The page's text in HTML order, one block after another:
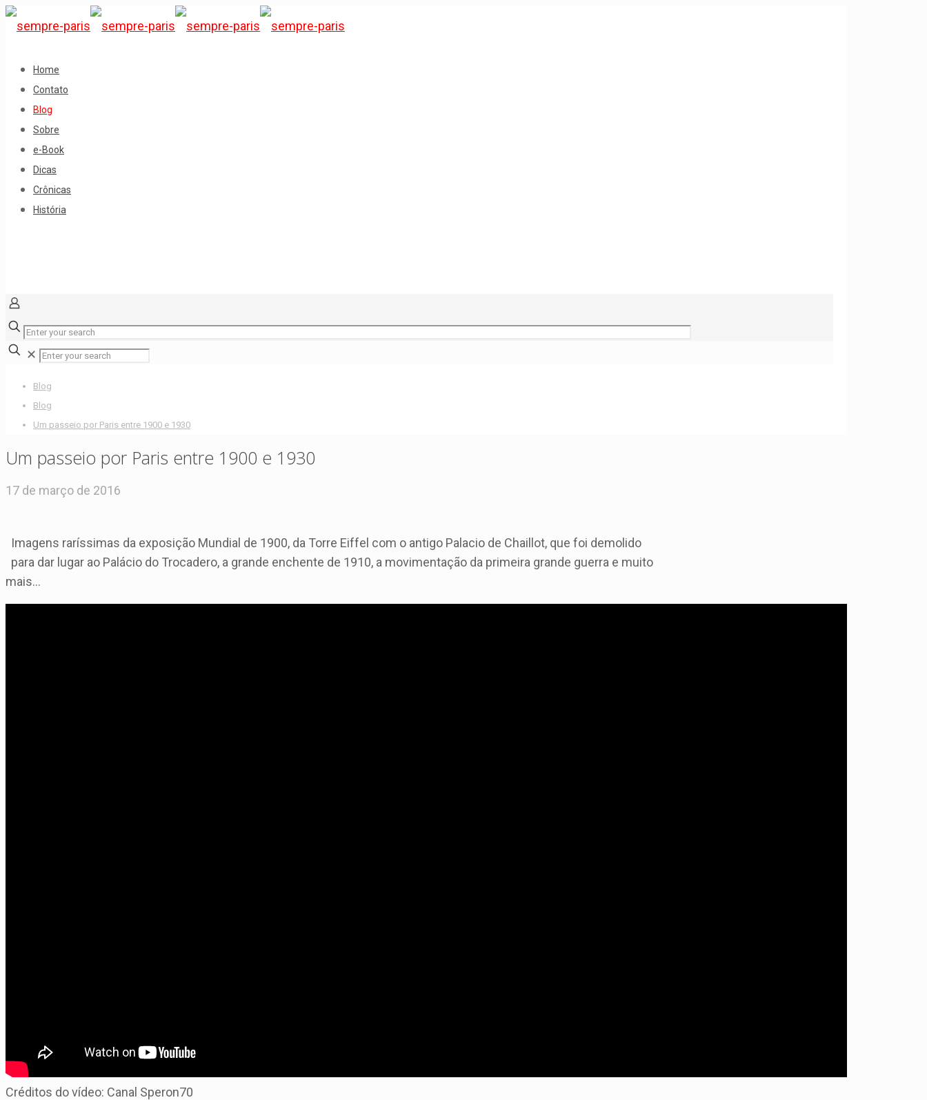
Home
Contato
Blog
Sobre
e-Book
Dicas
Crônicas
História
✕
Blog
Blog
Um passeio por Paris entre 1900 e 1930
Um passeio por Paris entre 1900 e 1930
17 de março de 2016
Imagens raríssimas da exposição Mundial de 1900, da Torre Eiffel com o antigo Palacio de Chaillot, que foi demolido
para dar lugar ao Palácio do Trocadero, a grande enchente de 1910, a movimentação da primeira grande guerra e muito
mais…
Créditos do vídeo: Canal Speron70